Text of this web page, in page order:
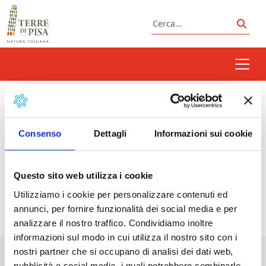
Consenso Dettagli Informazioni sui cookie
Questo sito web utilizza i cookie
Utilizziamo i cookie per personalizzare contenuti ed
annunci, per fornire funzionalità dei social media e per
analizzare il nostro traffico. Condividiamo inoltre
informazioni sul modo in cui utilizza il nostro sito con i
nostri partner che si occupano di analisi dei dati web,
Vai al contenuto
Cerca
gioco
Prossimi eventi
<li>Non ci sono eventi con questo tag</li>